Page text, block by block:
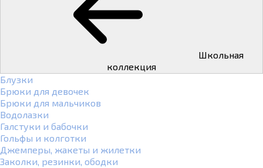
коллекция
Блузки
Брюки для девочек
Брюки для мальчиков
Водолазки
Галстуки и бабочки
Гольфы и колготки
Джемперы, жакеты и жилетки
Заколки, резинки, ободки